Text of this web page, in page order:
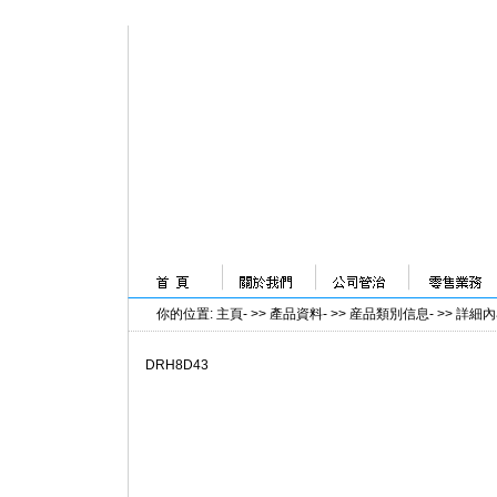
你的位置: 主頁- >> 產品資料- >> 産品類別信息- >> 詳細
DRH8D43